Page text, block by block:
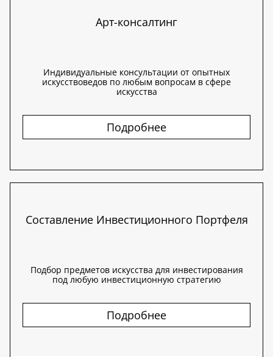
Арт-консалтинг
Индивидуальные консультации от опытных
искусствоведов по любым вопросам в сфере
искусства
Подробнее
Составление Инвестиционного Портфеля
Подбор предметов искусства для инвестирования
под любую инвестиционную стратегию
Подробнее